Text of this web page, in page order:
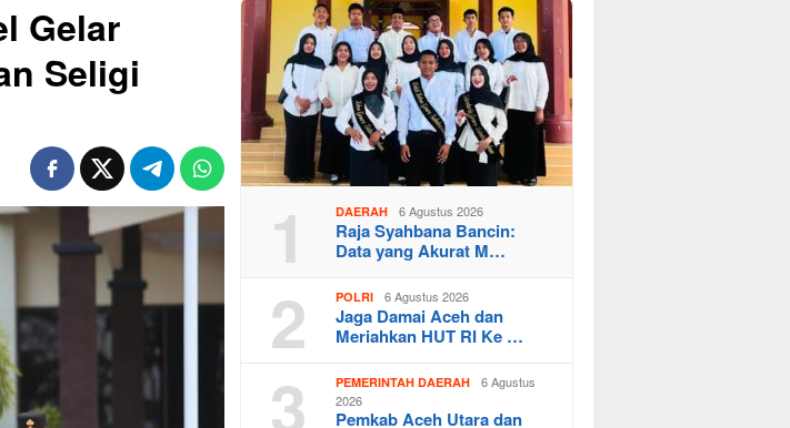
Gelar
Seligi
1 DAERAH 6 Agustus 2026
Raja Syahbana Bancin:
Data yang Akurat M…
2 POLRI 6 Agustus 2026
Jaga Damai Aceh dan
Meriahkan HUT RI Ke …
3 PEMERINTAH DAERAH
6 Agustus
2026
Pemkab Aceh Utara dan